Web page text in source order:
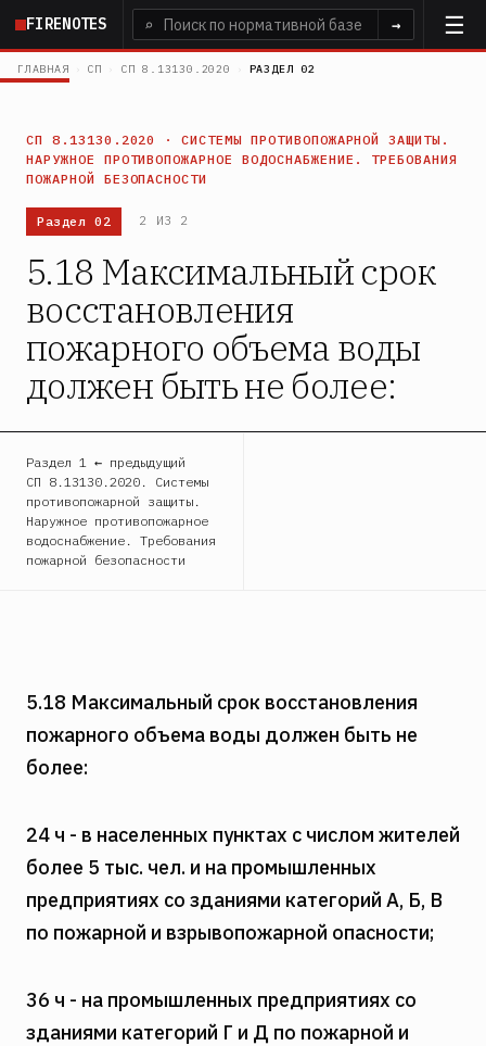
Перейти
основному
FIRENOTES ⌕ →
ГЛАВНАЯ › СП › СП 8.13130.2020 › РАЗДЕЛ 02
СП 8.13130.2020 · СИСТЕМЫ ПРОТИВОПОЖАРНОЙ ЗАЩИТЫ.
НАРУЖНОЕ ПРОТИВОПОЖАРНОЕ ВОДОСНАБЖЕНИЕ. ТРЕБОВАНИЯ
ПОЖАРНОЙ БЕЗОПАСНОСТИ
Раздел 02 2 ИЗ 2
5.18 Максимальный срок
восстановления
пожарного объема воды
должен быть не более:
Раздел 1 ← предыдущий
СП 8.13130.2020. Системы
противопожарной защиты.
Наружное противопожарное
водоснабжение. Требования
пожарной безопасности
5.18 Максимальный срок восстановления
пожарного объема воды должен быть не
более:
24 ч - в населенных пунктах с числом жителей
более 5 тыс. чел. и на промышленных
предприятиях со зданиями категорий А, Б, В
по пожарной и взрывопожарной опасности;
36 ч - на промышленных предприятиях со
зданиями категорий Г и Д по пожарной и